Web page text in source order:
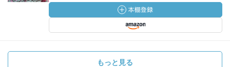
もっと見る